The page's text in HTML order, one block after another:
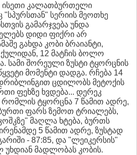
ისეთი კალათბურთელი
სერიის მეოთხე
გამარჯვება უნდა
დიდი ფიქრი არ
გახდა კობი ბრაიანტი,
12 მატჩის ბოლო
სამი შორეული ზუსტი ტყორცნის
მომენტი დადგა. რჩება 14
ცდილობს მეტოქის
ფეხზე ხვდება... დერეკ
რომლის ტყორცნა 7 წამით ადრე,
ფარს ზემოთ ტრიალებს,
მაღლა ხტება, ბურთს
5 წამით ადრე, ზუსტად
- 87:85, და "ლეიკერსის"
უხდიან მადლობას კობის.